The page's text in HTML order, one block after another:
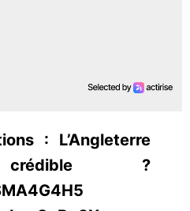
: L’Angleterre
?